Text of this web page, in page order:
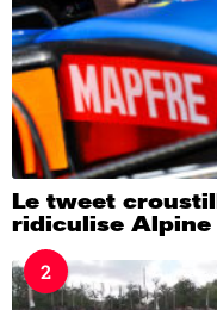
Le tweet
ridiculise Alpine
2